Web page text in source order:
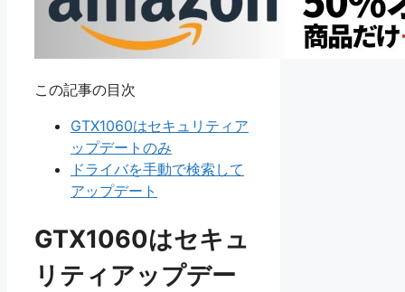
この記事の目次
GTX1060はセキュリティア
ップデートのみ
ドライバを手動で検索して
アップデート
GTX1060はセキュ
リティアップデー